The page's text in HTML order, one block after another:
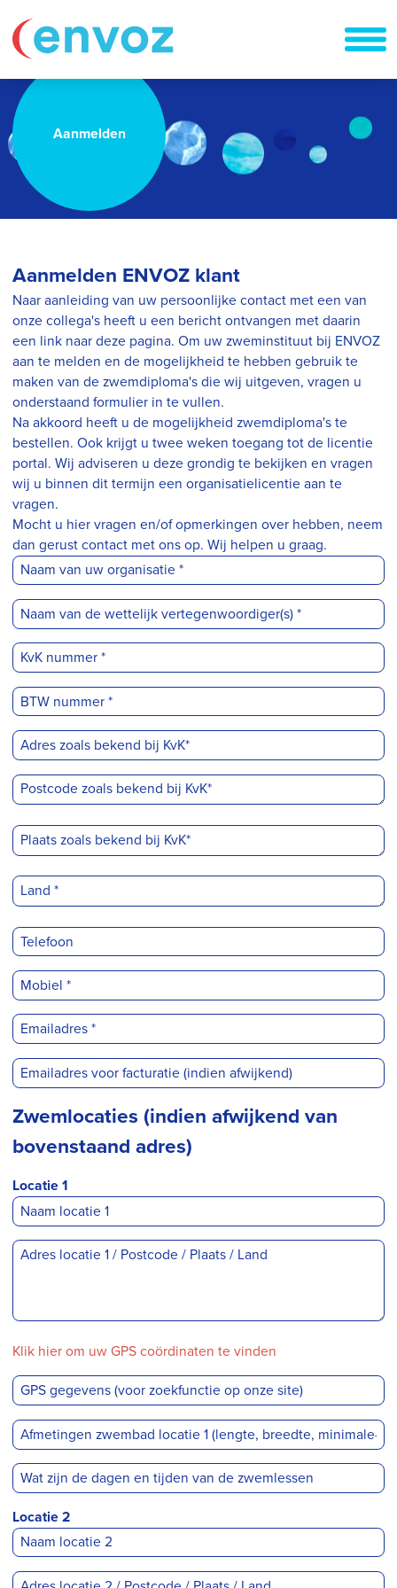
Aanmelden
Aanmelden ENVOZ klant
Naar aanleiding van uw persoonlijke contact met een van
onze collega's heeft u een bericht ontvangen met daarin
een link naar deze pagina. Om uw zweminstituut bij ENVOZ
aan te melden en de mogelijkheid te hebben gebruik te
maken van de zwemdiploma's die wij uitgeven, vragen u
onderstaand formulier in te vullen.
Na akkoord heeft u de mogelijkheid zwemdiploma's te
bestellen. Ook krijgt u twee weken toegang tot de licentie
portal. Wij adviseren u deze grondig te bekijken en vragen
wij u binnen dit termijn een organisatielicentie aan te
vragen.
Mocht u hier vragen en/of opmerkingen over hebben, neem
dan gerust contact met ons op. Wij helpen u graag.
Zwemlocaties (indien afwijkend van
bovenstaand adres)
Locatie 1
Klik hier om uw GPS coördinaten te vinden
Locatie 2